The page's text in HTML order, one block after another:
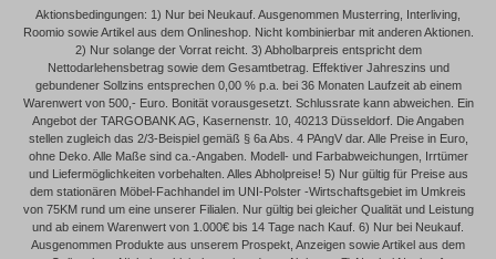
Aktionsbedingungen: 1) Nur bei Neukauf. Ausgenommen Musterring, Interliving,
Roomio sowie Artikel aus dem Onlineshop. Nicht kombinierbar mit anderen Aktionen.
2) Nur solange der Vorrat reicht. 3) Abholbarpreis entspricht dem
Nettodarlehensbetrag sowie dem Gesamtbetrag. Effektiver Jahreszins und
gebundener Sollzins entsprechen 0,00 % p.a. bei 36 Monaten Laufzeit ab einem
Warenwert von 500,- Euro. Bonität vorausgesetzt. Schlussrate kann abweichen. Ein
Angebot der TARGOBANK AG, Kasernenstr. 10, 40213 Düsseldorf. Die Angaben
stellen zugleich das 2/3-Beispiel gemäß § 6a Abs. 4 PAngV dar. Alle Preise in Euro,
ohne Deko. Alle Maße sind ca.-Angaben. Modell- und Farbabweichungen, Irrtümer
und Liefermöglichkeiten vorbehalten. Alles Abholpreise! 5) Nur gültig für Preise aus
dem stationären Möbel-Fachhandel im UNI-Polster -Wirtschaftsgebiet im Umkreis
von 75KM rund um eine unserer Filialen. Nur gültig bei gleicher Qualität und Leistung
und ab einem Warenwert von 1.000€ bis 14 Tage nach Kauf. 6) Nur bei Neukauf.
Ausgenommen Produkte aus unserem Prospekt, Anzeigen sowie Artikel aus dem